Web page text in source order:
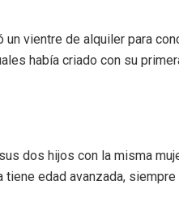
un vientre de alquiler para
había criado con su
dos hijos con la misma
tiene edad avanzada,